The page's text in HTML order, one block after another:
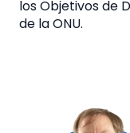
los Objetivos de
de la ONU.